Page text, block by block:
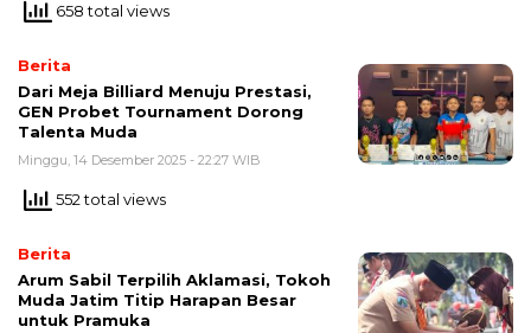
658 total views
Berita
Dari Meja Billiard Menuju Prestasi,
GEN Probet Tournament Dorong
Talenta Muda
Minggu, 14 Desember 2025 - 22:27 WIB
552 total views
Berita
Arum Sabil Terpilih Aklamasi, Tokoh
Muda Jatim Titip Harapan Besar
untuk Pramuka